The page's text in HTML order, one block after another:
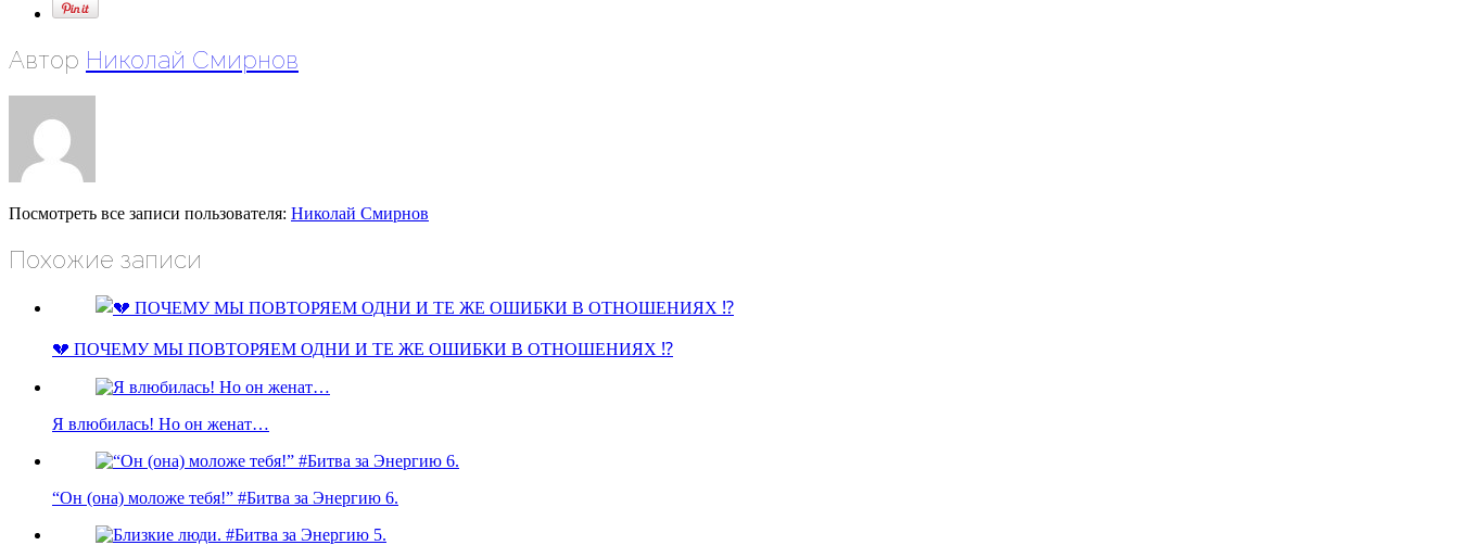
Автор Николай Смирнов
Посмотреть все записи пользователя: Николай Смирнов
Похожие записи
💔 ПОЧЕМУ МЫ ПОВТОРЯЕМ ОДНИ И ТЕ ЖЕ ОШИБКИ В ОТНОШЕНИЯХ ⁉️
Я влюбилась! Но он женат…
“Он (она) моложе тебя!” #Битва за Энергию 6.